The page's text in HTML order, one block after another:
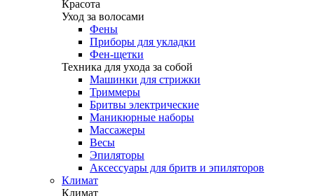
Красота
Уход за волосами
Фены
Приборы для укладки
Фен-щетки
Техника для ухода за собой
Машинки для стрижки
Триммеры
Бритвы электрические
Маникюрные наборы
Массажеры
Весы
Эпиляторы
Аксессуары для бритв и эпиляторов
Климат
Климат